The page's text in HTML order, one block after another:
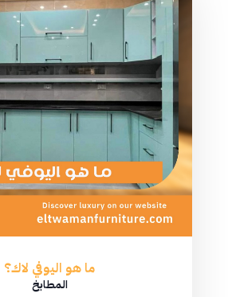
ما هو اليوفي لاك؟
المطابخ